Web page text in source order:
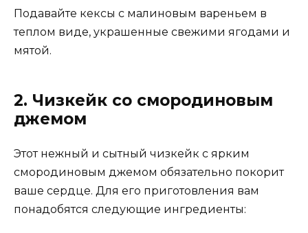
Подавайте кексы с малиновым вареньем в
теплом виде, украшенные свежими ягодами и
мятой.
2. Чизкейк со смородиновым
джемом
Этот нежный и сытный чизкейк с ярким
смородиновым джемом обязательно покорит
ваше сердце. Для его приготовления вам
понадобятся следующие ингредиенты: